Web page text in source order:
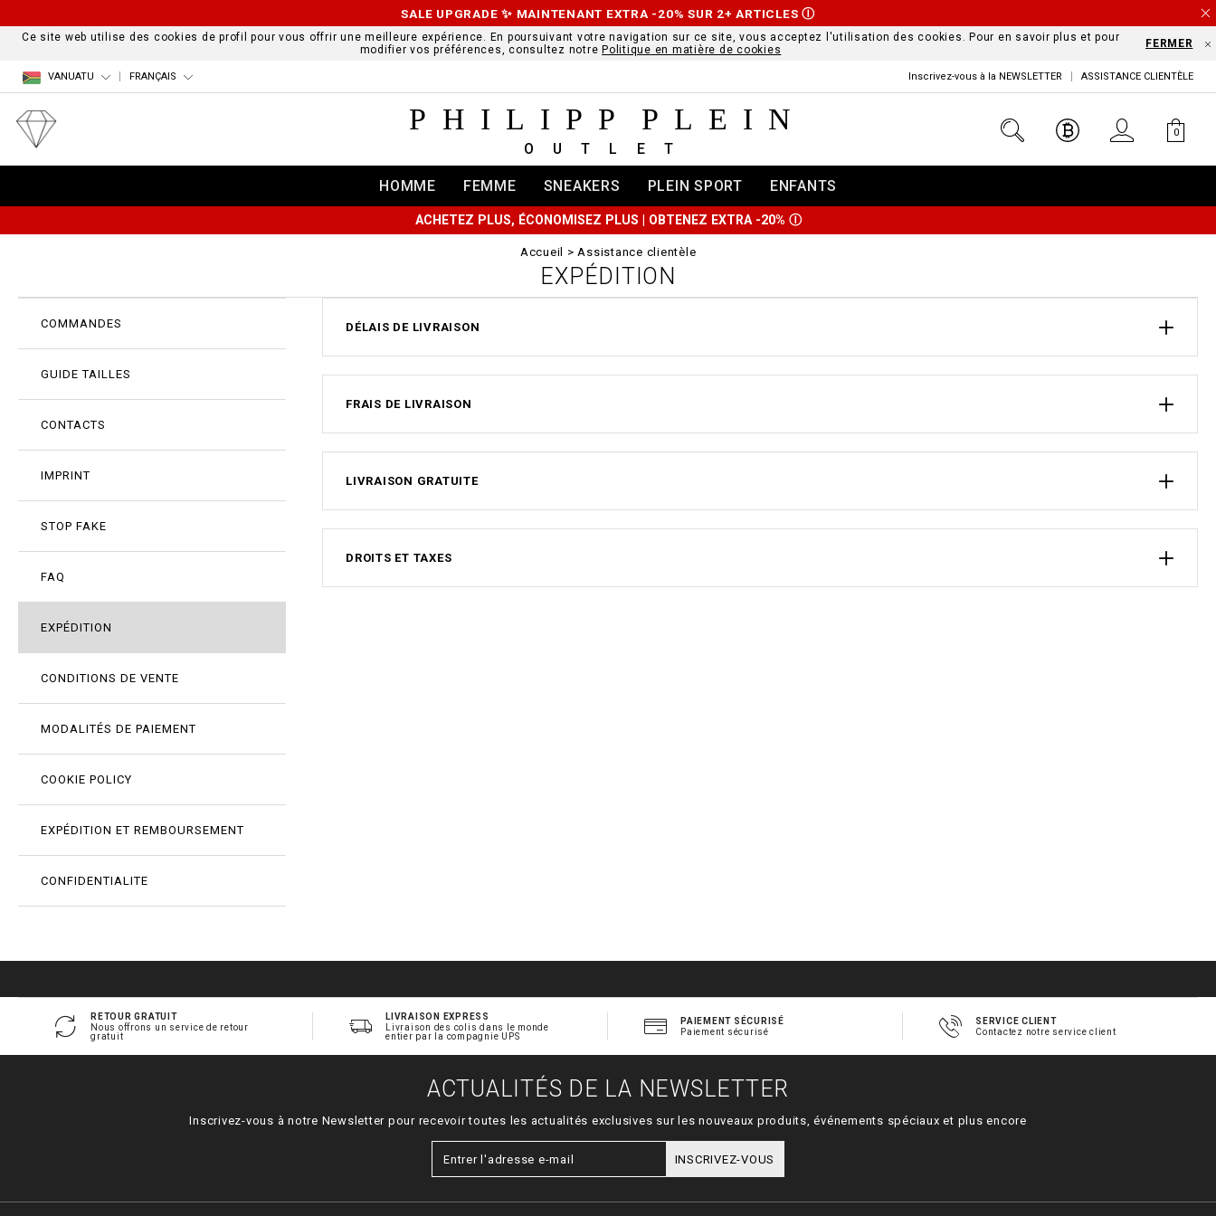
SALE UPGRADE ✨ MAINTENANT EXTRA -20% SUR 2+ ARTICLES Ⓘ
Ce site web utilise des cookies de profil pour vous offrir une meilleure expérience. En poursuivant votre navigation sur ce site, vous acceptez l'utilisation des cookies. Pour en savoir plus et pour
modifier vos préférences, consultez notre Politique en matière de cookies FERMER
VANUATU FRANÇAIS Inscrivez-vous à la NEWSLETTER ASSISTANCE CLIENTÈLE
0
PHILIPP PLEIN
OUTLET
HOMME FEMME SNEAKERS PLEIN SPORT ENFANTS
ACHETEZ PLUS, ÉCONOMISEZ PLUS | OBTENEZ EXTRA -20% Ⓘ
Accueil Assistance clientèle
EXPÉDITION
COMMANDES
GUIDE TAILLES
CONTACTS
IMPRINT
STOP FAKE
FAQ
EXPÉDITION
CONDITIONS DE VENTE
MODALITÉS DE PAIEMENT
COOKIE POLICY
EXPÉDITION ET REMBOURSEMENT
CONFIDENTIALITE
DÉLAIS DE LIVRAISON
FRAIS DE LIVRAISON
LIVRAISON GRATUITE
DROITS ET TAXES
RETOUR GRATUIT
Nous offrons un service de retour
gratuit
LIVRAISON EXPRESS
Livraison des colis dans le monde
entier par la compagnie UPS
PAIEMENT SÉCURISÉ
Paiement sécurisé
SERVICE CLIENT
Contactez notre service client
ACTUALITÉS DE LA NEWSLETTER
Inscrivez-vous à notre Newsletter pour recevoir toutes les actualités exclusives sur les nouveaux produits, événements spéciaux et plus encore
INSCRIVEZ-VOUS